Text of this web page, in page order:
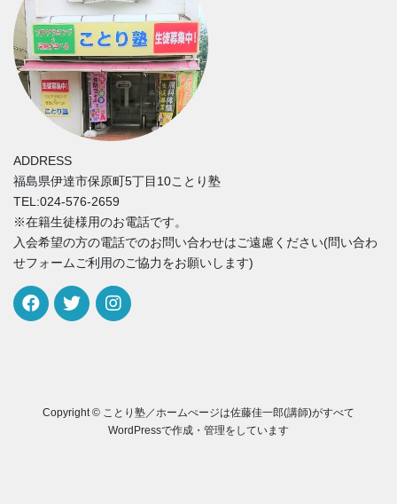
ADDRESS
福島県伊達市保原町5丁目10ことり塾
TEL:024-576-2659
※在籍生徒様用のお電話です。
入会希望の方の電話でのお問い合わせはご遠慮ください(問い合わ
せフォームご利用のご協力をお願いします)
Copyright © ことり塾／ホームぺージは佐藤佳一郎(講師)がすべて
WordPressで作成・管理をしています